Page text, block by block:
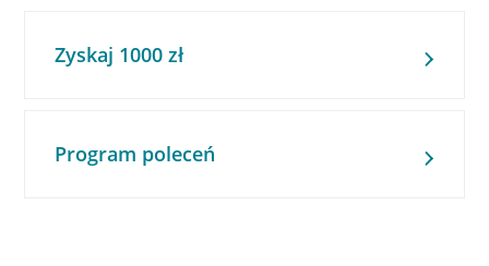
Zyskaj 1000 zł
Program poleceń